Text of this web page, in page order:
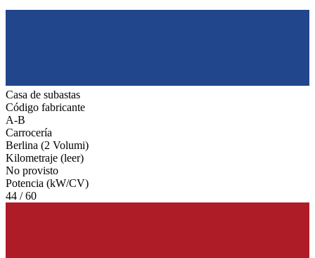
Casa de subastas
Código fabricante
A-B
Carrocería
Berlina (2 Volumi)
Kilometraje (leer)
No provisto
Potencia (kW/CV)
44 / 60